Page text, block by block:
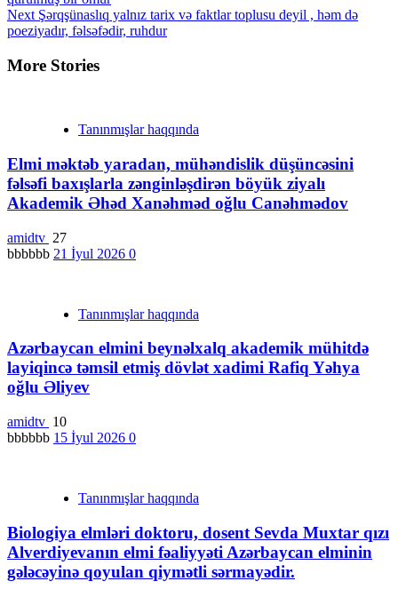
Reading
Next Şərqşünaslıq yalnız tarix və faktlar toplusu deyil , həm də
poeziyadır, fəlsəfədir, ruhdur
More Stories
Tanınmışlar haqqında
Elmi məktəb yaradan, mühəndislik düşüncəsini
fəlsəfi baxışlarla zənginləşdirən böyük ziyalı
Akademik Əhəd Xanəhməd oğlu Canəhmədov
amidtv 27
bbbbbb 21 İyul 2026 0
Tanınmışlar haqqında
Azərbaycan elmini beynəlxalq akademik mühitdə
layiqincə təmsil etmiş dövlət xadimi Rafiq Yəhya
oğlu Əliyev
amidtv 10
bbbbbb 15 İyul 2026 0
Tanınmışlar haqqında
Biologiya elmləri doktoru, dosent Sevda Muxtar qızı
Alverdiyevanın elmi fəaliyyəti Azərbaycan elminin
gələcəyinə qoyulan qiymətli sərmayədir.